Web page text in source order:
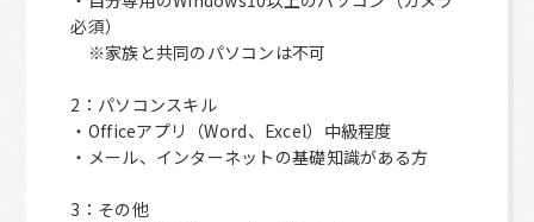
必須）
※家族と共同のパソコンは不可
2：パソコンスキル
・Officeアプリ（Word、Excel）中級程度
・メール、インターネットの基礎知識がある方
3：その他